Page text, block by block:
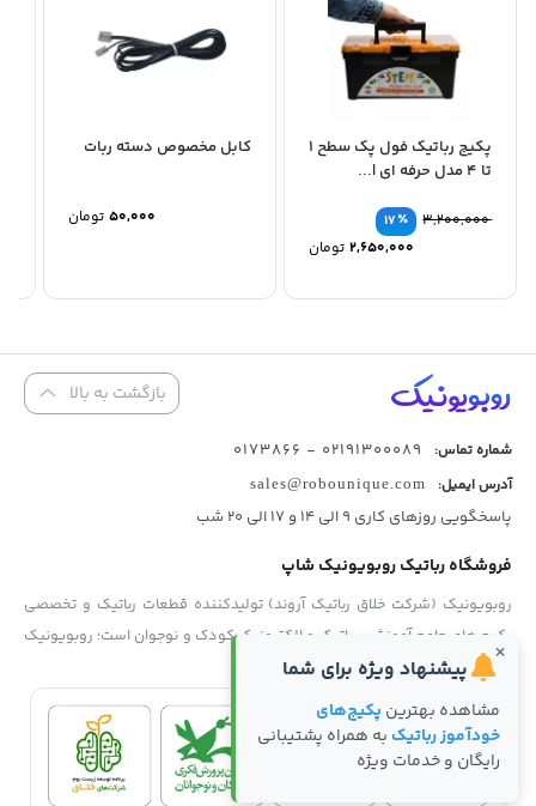
پکیج رباتیک فول پک سطح 1
تا 4 مدل حرفه ای |...
٪17 3,200,000
قیمت
اصلی:
بود.
تومان
قیمت
فعلی:
تومان 2,650,000.
کابل مخصوص دسته ربات
تومان
بازگشت به بالا
شماره تماس: 02191300089 - 0173866
آدرس ایمیل: sales@robounique.com
پاسخگویی روزهای کاری 9 الی 14 و 17 الی 20 شب
فروشگاه رباتیک روبویونیک شاپ
روبویونیک (شرکت خلاق رباتیک آروند) تولیدکننده قطعات رباتیک و تخصصی
پکیج های جامع آموزشی رباتیک و الکترونیک کودک و نوجوان است؛ روبویونیک
با پایبندی به سه اصل کلیدی، کیفیت بالای آموزشی، قیمت مناسب و متعادل و
پشتیبانی بی وقفه محصولات، موفق شده تا همگام با فروشگاه‌های معتبر
جهان، به بهترین فروشگاه رباتیک کودک و نوجوان در ایران تبدیل شود.
نمایش بیشتر
×
پیشنهاد ویژه برای شما
مشاهده بهترین پکیج‌های
خودآموز رباتیک به همراه پشتیبانی
رایگان و خدمات ویژه